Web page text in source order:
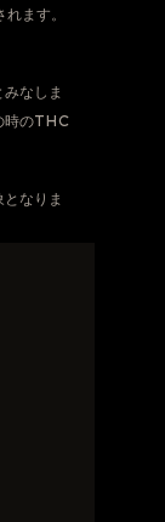
ます。
なしま
時のTHC
なりま